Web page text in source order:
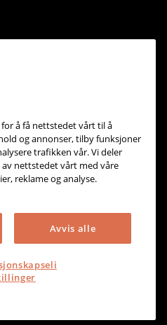
å få nettstedet vårt til å
og annonser, tilby funksjoner
trafikken vår. Vi deler
nettstedet vårt med våre
reklame og analyse.
Avvis alle